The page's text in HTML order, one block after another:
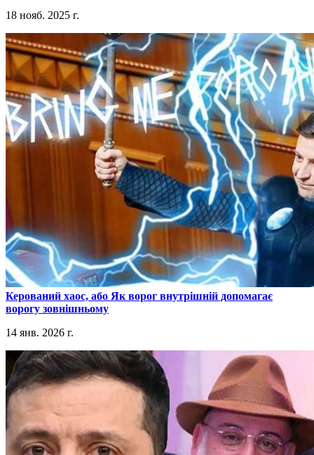
18 нояб. 2025 г.
​Керований хаос, або Як ворог внутрішній допомагає
ворогу зовнішньому
14 янв. 2026 г.